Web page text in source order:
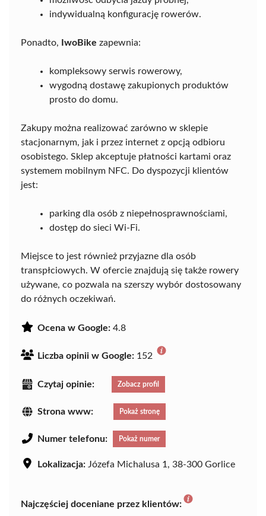
indywidualną konfigurację rowerów.
Ponadto, IwoBike zapewnia:
kompleksowy serwis rowerowy,
wygodną dostawę zakupionych produktów
prosto do domu.
Zakupy można realizować zarówno w sklepie
stacjonarnym, jak i przez internet z opcją odbioru
osobistego. Sklep akceptuje płatności kartami oraz
systemem mobilnym NFC. Do dyspozycji klientów
jest:
parking dla osób z niepełnosprawnościami,
dostęp do sieci Wi-Fi.
Miejsce to jest również przyjazne dla osób
transpłciowych. W ofercie znajdują się także rowery
używane, co pozwala na szerszy wybór dostosowany
do różnych oczekiwań.
Ocena w Google: 4.8
Liczba opinii w Google: 152
Czytaj opinie: Zobacz profil
Strona www: Pokaż stronę
Numer telefonu: Pokaż numer
Lokalizacja: Józefa Michalusa 1, 38-300 Gorlice
Najczęściej doceniane przez klientów: